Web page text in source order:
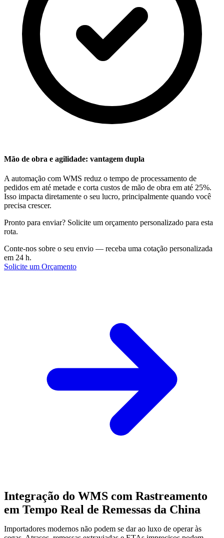
Mão de obra e agilidade: vantagem dupla
A automação com WMS reduz o tempo de processamento de
pedidos em até metade e corta custos de mão de obra em até 25%.
Isso impacta diretamente o seu lucro, principalmente quando você
precisa crescer.
Pronto para enviar? Solicite um orçamento personalizado para esta
rota.
Conte-nos sobre o seu envio — receba uma cotação personalizada
em 24 h.
Solicite um Orçamento
Integração do WMS com Rastreamento
em Tempo Real de Remessas da China
Importadores modernos não podem se dar ao luxo de operar às